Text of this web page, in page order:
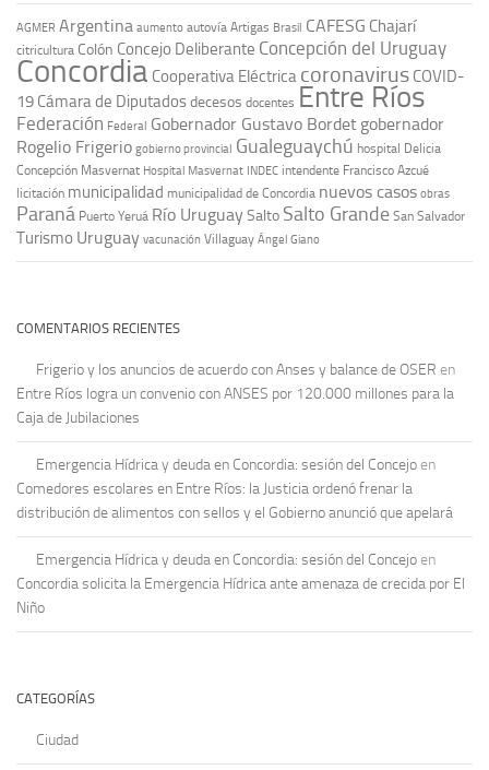
AGMER Argentina aumento autovía Artigas Brasil CAFESG Chajarí
citricultura Colón Concejo Deliberante Concepción del Uruguay
Concordia Cooperativa Eléctrica coronavirus COVID-
19 Cámara de Diputadosdecesos docentes Entre Ríos
Federación Federal Gobernador Gustavo Bordet gobernador
Rogelio Frigerio gobierno provincial Gualeguaychú hospital Delicia
Concepción Masvernat Hospital Masvernat INDEC intendente Francisco Azcué
licitación municipalidad municipalidad de Concordia nuevos casos obras
Paraná Puerto Yeruá Río UruguaySalto Salto Grande San Salvador
Turismo Uruguay vacunación Villaguay Ángel Giano
COMENTARIOS RECIENTES
Frigerio y los anuncios de acuerdo con Anses y balance de OSER en
Entre Ríos logra un convenio con ANSES por 120.000 millones para la
Caja de Jubilaciones
Emergencia Hídrica y deuda en Concordia: sesión del Concejo en
Comedores escolares en Entre Ríos: la Justicia ordenó frenar la
distribución de alimentos con sellos y el Gobierno anunció que apelará
Emergencia Hídrica y deuda en Concordia: sesión del Concejo en
Concordia solicita la Emergencia Hídrica ante amenaza de crecida por El
Niño
CATEGORÍAS
Ciudad